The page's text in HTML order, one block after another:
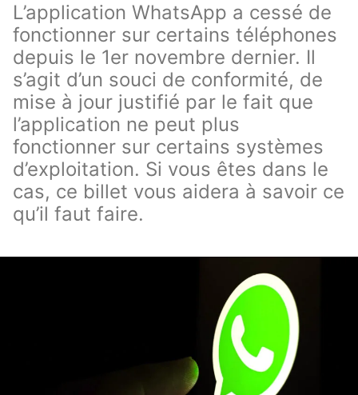
L’application WhatsApp a cessé de
fonctionner sur certains téléphones
depuis le 1er novembre dernier. Il
s’agit d’un souci de conformité, de
mise à jour justifié par le fait que
l’application ne peut plus
fonctionner sur certains systèmes
d’exploitation. Si vous êtes dans le
cas, ce billet vous aidera à savoir ce
qu’il faut faire.